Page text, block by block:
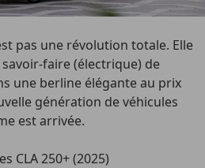
pas une révolution totale. Elle
faire (électrique) de
une berline élégante au prix
génération de véhicules
est arrivée.
CLA 250+ (2025)